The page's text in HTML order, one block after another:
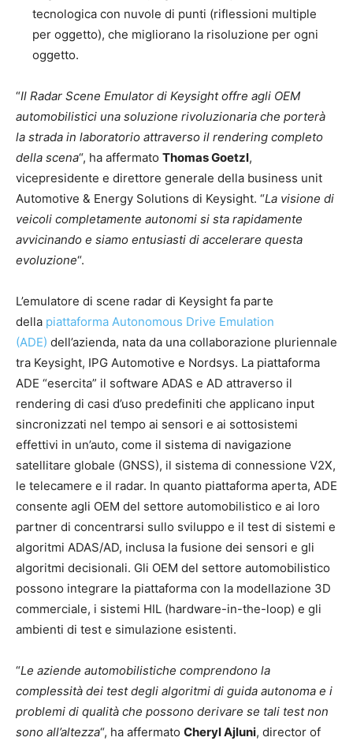
tecnologica con nuvole di punti (riflessioni multiple
per oggetto), che migliorano la risoluzione per ogni
oggetto.
“Il Radar Scene Emulator di Keysight offre agli OEM
automobilistici una soluzione rivoluzionaria che porterà
la strada in laboratorio attraverso il rendering completo
della scena“, ha affermato Thomas Goetzl,
vicepresidente e direttore generale della business unit
Automotive & Energy Solutions di Keysight. “La visione di
veicoli completamente autonomi si sta rapidamente
avvicinando e siamo entusiasti di accelerare questa
evoluzione“.
L’emulatore di scene radar di Keysight fa parte
della piattaforma Autonomous Drive Emulation
(ADE) dell’azienda, nata da una collaborazione pluriennale
tra Keysight, IPG Automotive e Nordsys. La piattaforma
ADE “esercita” il software ADAS e AD attraverso il
rendering di casi d’uso predefiniti che applicano input
sincronizzati nel tempo ai sensori e ai sottosistemi
effettivi in ​​un’auto, come il sistema di navigazione
satellitare globale (GNSS), il sistema di connessione V2X,
le telecamere e il radar. In quanto piattaforma aperta, ADE
consente agli OEM del settore automobilistico e ai loro
partner di concentrarsi sullo sviluppo e il test di sistemi e
algoritmi ADAS/AD, inclusa la fusione dei sensori e gli
algoritmi decisionali. Gli OEM del settore automobilistico
possono integrare la piattaforma con la modellazione 3D
commerciale, i sistemi HIL (hardware-in-the-loop) e gli
ambienti di test e simulazione esistenti.
“Le aziende automobilistiche comprendono la
complessità dei test degli algoritmi di guida autonoma e i
problemi di qualità che possono derivare se tali test non
sono all’altezza“, ha affermato Cheryl Ajluni, director of